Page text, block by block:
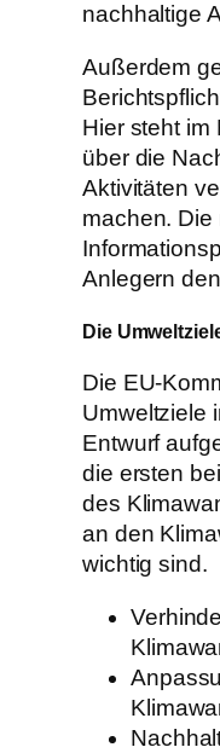
nachhaltige
Außerdem
Hier steht im
über die
Aktivitäten
machen. Die
Anlegern
Die
Die EU-
Umweltziele
Entwurf
die ersten
des
an den
wichtig sind.